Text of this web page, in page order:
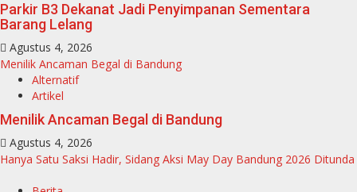
Parkir B3 Dekanat Jadi Penyimpanan Sementara
Barang Lelang
Agustus 4, 2026
Menilik Ancaman Begal di Bandung
Alternatif
Artikel
Menilik Ancaman Begal di Bandung
Agustus 4, 2026
Hanya Satu Saksi Hadir, Sidang Aksi May Day Bandung 2026 Ditunda